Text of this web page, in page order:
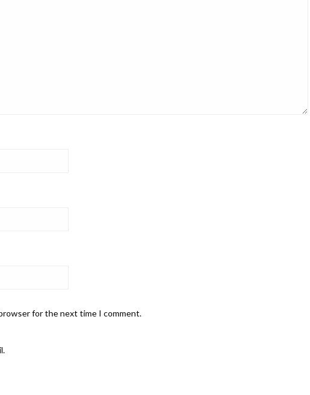
for the next time I comment.